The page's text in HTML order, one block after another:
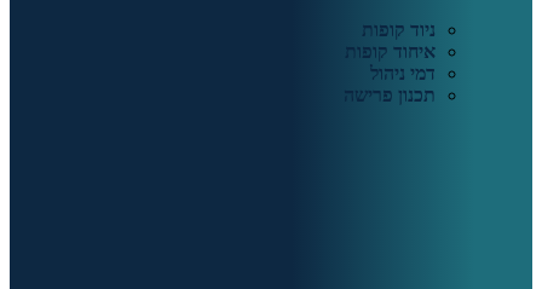
ניוד קופות
איחוד קופות
דמי ניהול
תכנון פרישה